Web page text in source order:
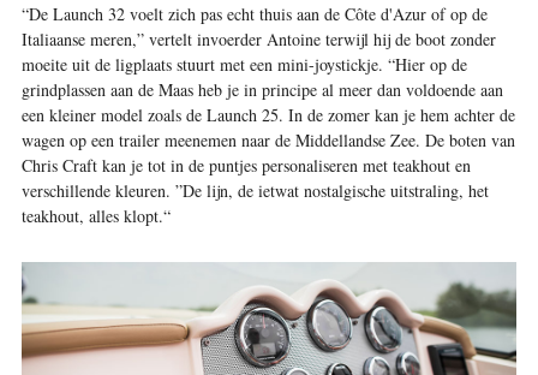
“De Launch 32 voelt zich pas echt thuis aan de Côte d'Azur of op de
Italiaanse meren,” vertelt invoerder Antoine terwijl hij de boot zonder
moeite uit de ligplaats stuurt met een mini-joystickje. “Hier op de
grindplassen aan de Maas heb je in principe al meer dan voldoende aan
een kleiner model zoals de Launch 25. In de zomer kan je hem achter de
wagen op een trailer meenemen naar de Middellandse Zee. De boten van
Chris Craft kan je tot in de puntjes personaliseren met teakhout en
verschillende kleuren. ”De lijn, de ietwat nostalgische uitstraling, het
teakhout, alles klopt.“